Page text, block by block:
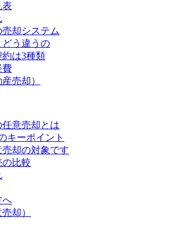
表
却システム
う違うの
は3種類
費
売却）
意売却とは
キーポイント
却の対象です
比較
へ
却）